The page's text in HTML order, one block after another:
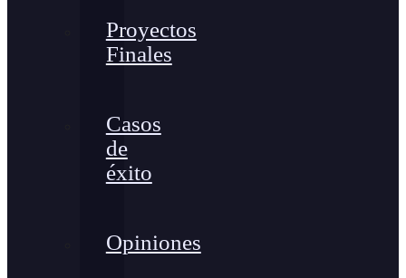
Proyectos
Finales
Casos
de
éxito
Opiniones